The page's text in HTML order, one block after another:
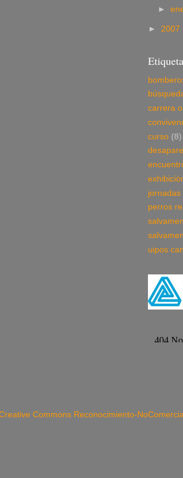
►
► 2007
carrera
curso (8)
jornadas
perros
uipos
Commons Reconocimiento-